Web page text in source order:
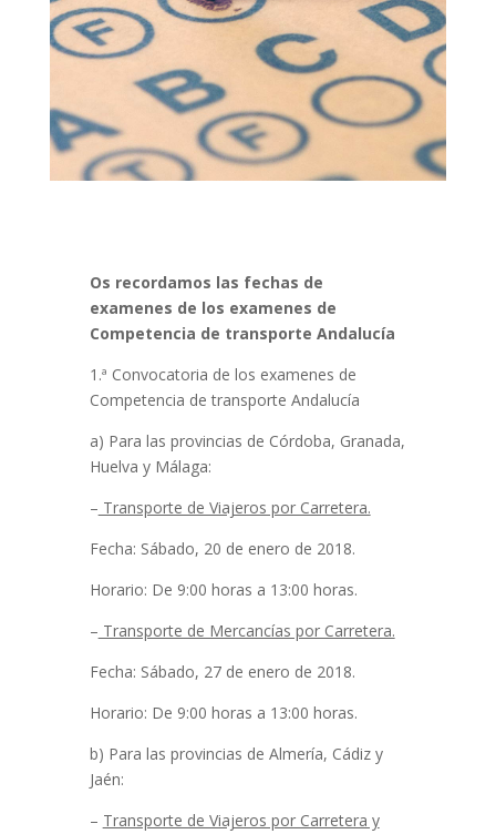
Os recordamos las fechas de
examenes de los examenes de
Competencia de transporte Andalucía
1.ª Convocatoria de los examenes de
Competencia de transporte Andalucía
a) Para las provincias de Córdoba, Granada,
Huelva y Málaga:
– Transporte de Viajeros por Carretera.
Fecha: Sábado, 20 de enero de 2018.
Horario: De 9:00 horas a 13:00 horas.
– Transporte de Mercancías por Carretera.
Fecha: Sábado, 27 de enero de 2018.
Horario: De 9:00 horas a 13:00 horas.
b) Para las provincias de Almería, Cádiz y
Jaén:
– Transporte de Viajeros por Carretera y